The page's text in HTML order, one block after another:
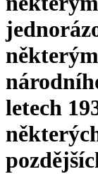
letech